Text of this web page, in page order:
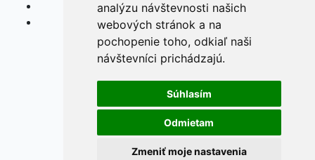
analýzu návštevnosti našich
webových stránok a na
pochopenie toho, odkiaľ naši
návštevníci prichádzajú.
Súhlasím
Odmietam
Zmeniť moje nastavenia